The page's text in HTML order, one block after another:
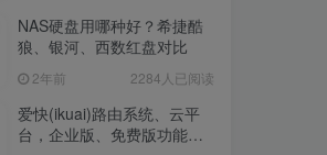
NAS硬盘用哪种好？希捷酷
狼、银河、西数红盘对比
2年前 2284人已阅读
爱快(ikuai)路由系统、云平
台，企业版、免费版功能对